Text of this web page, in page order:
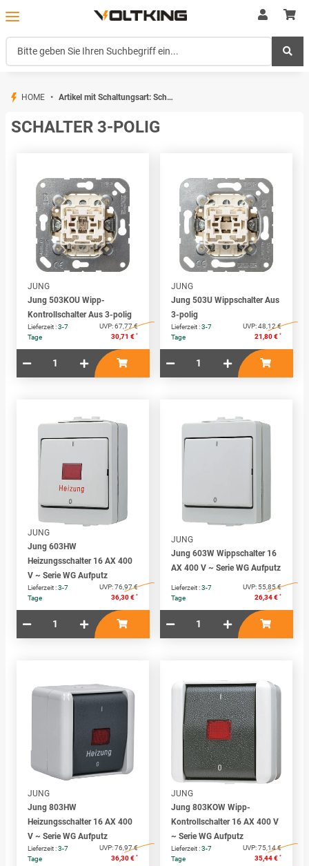
HOME Artikel mit Schaltungsart: Schalter 3-polig
SCHALTER 3-POLIG
JUNG
Jung 503KOU Wipp-
Kontrollschalter Aus 3-polig
Lieferzeit :3-7
Tage
UVP:67,77 €
30,71 € *
JUNG
Jung 503U Wippschalter Aus
3-polig
Lieferzeit :3-7
Tage
UVP:48,12 €
21,80 € *
JUNG
Jung 603HW
Heizungsschalter 16 AX 400
V ~ Serie WG Aufputz
Lieferzeit :3-7
Tage
UVP:76,97 €
36,30 € *
JUNG
Jung 603W Wippschalter 16
AX 400 V ~ Serie WG Aufputz
Lieferzeit :3-7
Tage
UVP: 55,85 €
26,34 € *
JUNG
Jung 803HW
Heizungsschalter 16 AX 400
V ~ Serie WG Aufputz
Lieferzeit :3-7
Tage
UVP:76,97 €
36,30 € *
JUNG
Jung 803KOW Wipp-
Kontrollschalter 16 AX 400 V
~ Serie WG Aufputz
Lieferzeit :3-7
Tage
UVP:75,14 €
35,44 € *